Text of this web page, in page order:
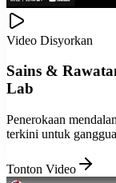
Video Disyorkan
Sains &
Lab
Penerokaan
terkini untuk
Tonton Video